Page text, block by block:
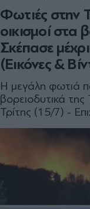
Φωτιές στην
οικισμοί στα
Σκέπασε
(Εικόνες &
Η μεγάλη φωτιά
βορειοδυτικά
Τρίτης (15/7) -